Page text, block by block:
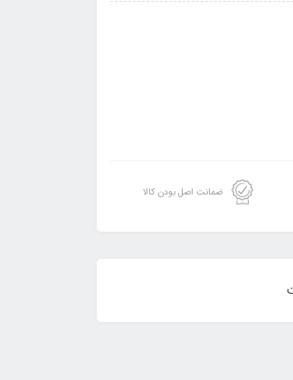
ضمانت اصل بودن کالا